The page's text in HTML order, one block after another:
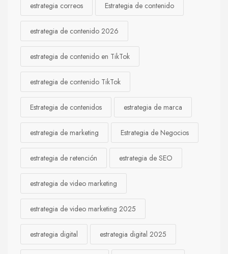
estrategia correos Estrategia de contenido
estrategia de contenido 2026
estrategia de contenido en TikTok
estrategia de contenido TikTok
Estrategia de contenidos estrategia de marca
estrategia de marketing Estrategia de Negocios
estrategia de retención estrategia de SEO
estrategia de video marketing
estrategia de video marketing 2025
estrategia digital estrategia digital 2025